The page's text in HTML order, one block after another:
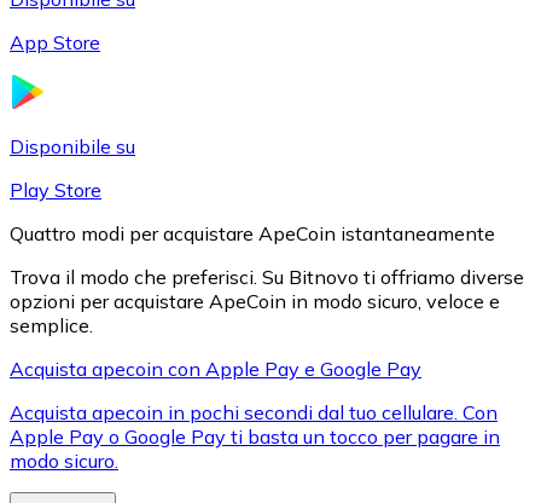
XRP
XRP
App Store
Disponibile su
Play Store
Quattro modi per acquistare ApeCoin istantaneamente
Trova il modo che preferisci. Su Bitnovo ti offriamo diverse
opzioni per acquistare ApeCoin in modo sicuro, veloce e
semplice.
Acquista apecoin con Apple Pay e Google Pay
Acquista apecoin in pochi secondi dal tuo cellulare. Con
Apple Pay o Google Pay ti basta un tocco per pagare in
modo sicuro.